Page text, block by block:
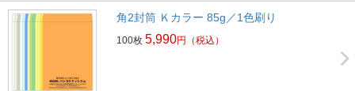
角2封筒 Ｋカラー 85g／1色刷り
100枚 5,990円 （税込）